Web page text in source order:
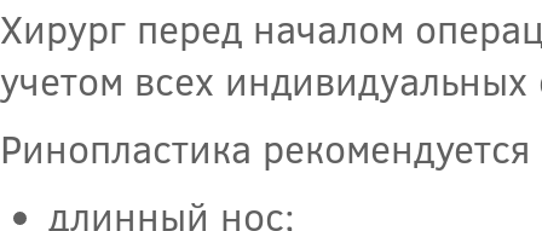
Хирург перед началом
учетом всех
Ринопластика рекомендуется
длинный нос;